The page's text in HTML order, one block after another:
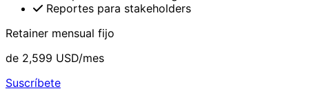
Reportes para stakeholders
Retainer mensual fijo
de 2,599 USD/mes
Suscríbete